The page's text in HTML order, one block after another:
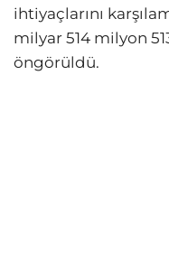
ihtiyaçlarını
milyar 514 milyon
öngörüldü.